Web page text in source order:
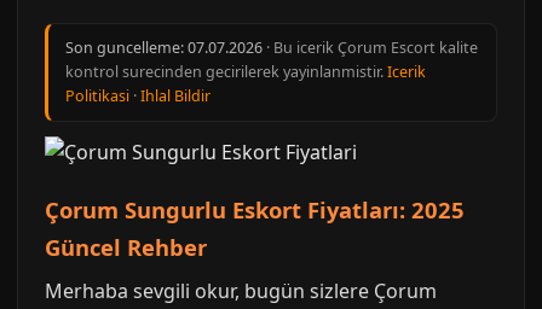
Son guncelleme:07.07.2026 · Bu icerik Çorum Escort kalite
kontrol surecinden gecirilerek yayinlanmistir.Icerik
Politikasi ·Ihlal Bildir
Çorum Sungurlu Eskort Fiyatları: 2025
Güncel Rehber
Merhaba sevgili okur, bugün sizlere Çorum